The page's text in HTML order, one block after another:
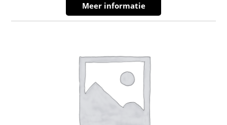
Meer informatie